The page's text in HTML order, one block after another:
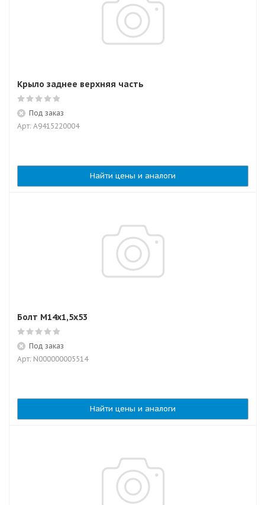
Крыло заднее верхняя часть
Под заказ
Арт: A9415220004
Найти цены и аналоги
Болт М14х1,5х53
Под заказ
Арт: N000000005514
Найти цены и аналоги